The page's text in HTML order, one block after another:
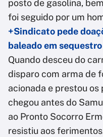
posto de gasolina,
foi seguido por um
+Sindicato pede
baleado em
Quando desceu do
disparo com arma de
acionada e prestou
chegou antes do
ao Pronto Socorro
resistiu aos